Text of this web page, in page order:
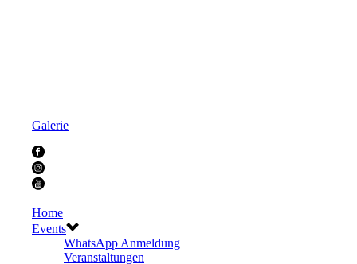
Galerie
Home
Events
WhatsApp Anmeldung
Veranstaltungen